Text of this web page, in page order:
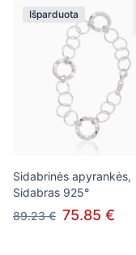
Išparduota
Sidabrinės apyrankės,
Sidabras 925°
89.23 € 75.85 €